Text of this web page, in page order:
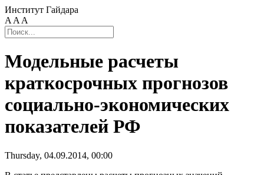
Институт Гайдара
A A A
Модельные расчеты
краткосрочных прогнозов
социально-экономических
показателей РФ
Thursday, 04.09.2014, 00:00